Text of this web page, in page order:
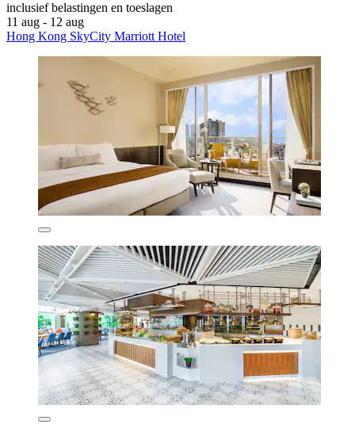
inclusief belastingen en toeslagen
11 aug - 12 aug
Hong Kong SkyCity Marriott Hotel